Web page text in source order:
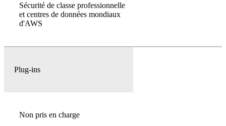
Sécurité de classe professionnelle
et centres de données mondiaux
d'AWS
Plug-ins
Non pris en charge